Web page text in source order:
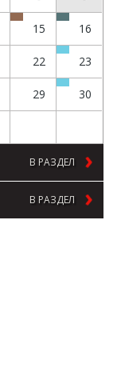
15 16
22 23
29 30
В РАЗДЕЛ
В РАЗДЕЛ